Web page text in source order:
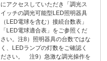
にアクセスしていただき「調光ス
イッチの調光可能型LED照明器具
（LED電球を含む）接続台数表」
「LED電球適合表」をご参照くだ
さい。注8）照明器具の台数ではな
く、LEDランプの灯数をご確認く
ださい。 注9）急激な調光操作を